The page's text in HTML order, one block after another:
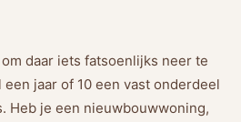
daar iets fatsoenlijks neer te
jaar of 10 een vast onderdeel
Heb je een nieuwbouwwoning,